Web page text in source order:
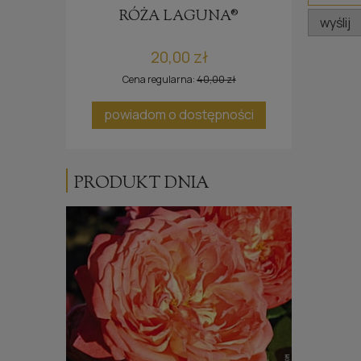
RÓŻA LAGUNA®
20,00 zł
Cena regularna:40,00 zł
powiadom o dostępności
PRODUKT DNIA
wyślij